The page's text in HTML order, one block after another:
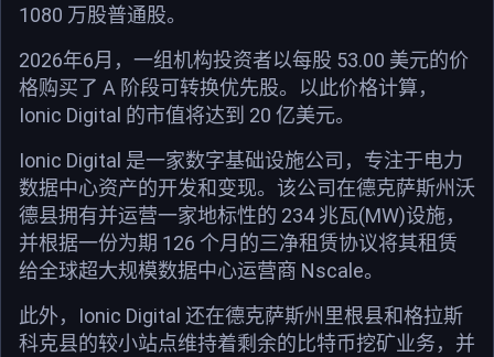
1080 万股普通股。
2026年6月，一组机构投资者以每股 53.00 美元的价
格购买了 A 阶段可转换优先股。以此价格计算，
Ionic Digital 的市值将达到 20 亿美元。
Ionic Digital 是一家数字基础设施公司，专注于电力
数据中心资产的开发和变现。该公司在德克萨斯州沃
德县拥有并运营一家地标性的 234 兆瓦(MW)设施，
并根据一份为期 126 个月的三净租赁协议将其租赁
给全球超大规模数据中心运营商 Nscale。
此外，Ionic Digital 还在德克萨斯州里根县和格拉斯
科克县的较小站点维持着剩余的比特币挖矿业务，并